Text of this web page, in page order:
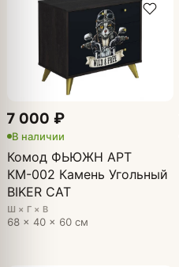
7 000 ₽
В наличии
Комод ФЬЮЖН АРТ
КМ-002 Камень Угольный
BIKER CAT
Ш × Г × В
68 × 40 × 60 см